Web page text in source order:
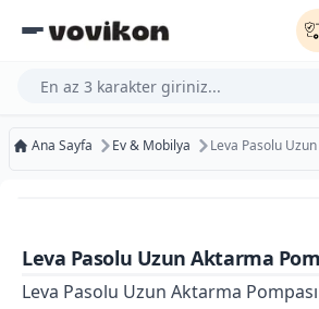
Ürün, kategori veya marka ara...
Ana Sayfa Ev & Mobilya Leva Pasolu
Bugün Kargoda
Leva Pasolu Uzun Aktarma
Leva Pasolu Uzun Aktarma